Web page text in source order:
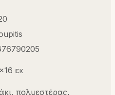
εκ
πολυεστέρας,